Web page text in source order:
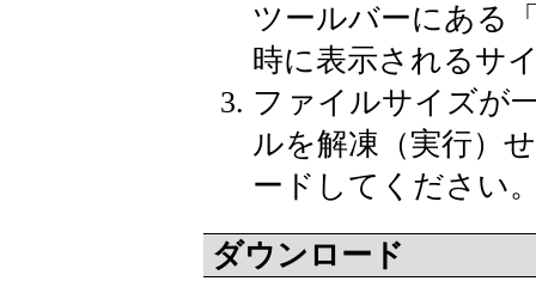
ツールバーにある
時に表示されるサ
ファイルサイズが
ルを解凍（実行）
ードしてください
ダウンロード